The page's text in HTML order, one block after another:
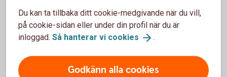
studielån från CSN.
Tänk också på att ränteavdragen kan fördelas mellan
Avbryter du ett lån i förtid för att du till exempel har sålt din
Du kan ta tillbaka ditt cookie-medgivande när du vill,
på cookie-sidan eller under din profil när du är
inloggad. Så hanterar vi cookies .
Godkänn alla cookies